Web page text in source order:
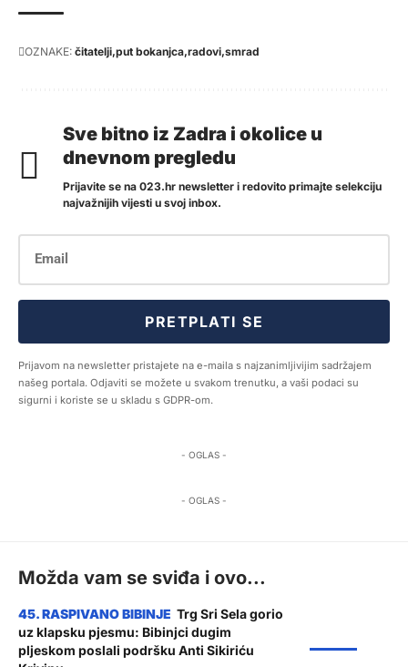
OZNAKE: čitatelji put bokanjca radovi smrad
Sve bitno iz Zadra i okolice u
dnevnom pregledu
Prijavite se na 023.hr newsletter i redovito primajte selekciju
najvažnijih vijesti u svoj inbox.
PRETPLATI SE
Prijavom na newsletter pristajete na e-maila s najzanimljivijim sadržajem
našeg portala. Odjaviti se možete u svakom trenutku, a vaši podaci su
sigurni i koriste se u skladu s GDPR-om.
- OGLAS -
- OGLAS -
Možda vam se sviđa i ovo...
Trg Sri Sela gorio
uz klapsku pjesmu: Bibinjci dugim
pljeskom poslali podršku Anti Sikiriću